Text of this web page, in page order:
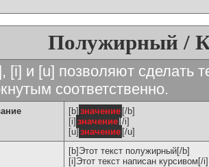
Полужирный /
[i] и [u] позволяют сделать
соответственно.
[b] значение [/b]
[i] значение [/i]
[u] значение [/u]
[b]Этот текст полужирный[/b]
[i]Этот текст написан курсивом[/i]